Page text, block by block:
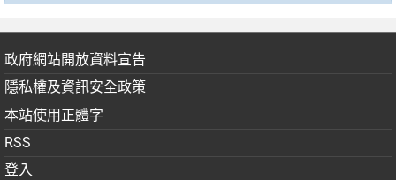
政府網站開放資料宣告
隱私權及資訊安全政策
本站使用正體字
RSS
登入